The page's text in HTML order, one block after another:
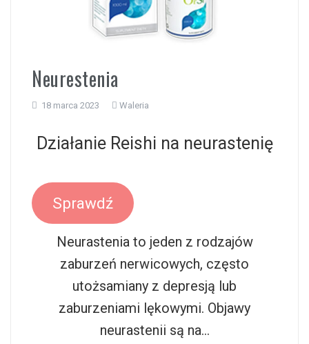
Neurestenia
18 marca 2023 Waleria
Działanie Reishi na neurastenię
Sprawdź
Neurastenia to jeden z rodzajów
zaburzeń nerwicowych, często
utożsamiany z depresją lub
zaburzeniami lękowymi. Objawy
neurastenii są na…